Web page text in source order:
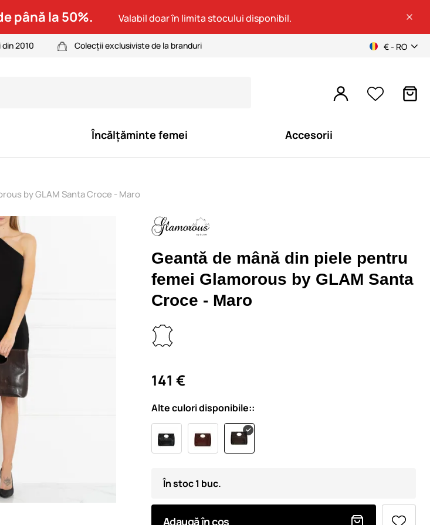
până la 50%. Valabil doar în limita stocului disponibil.
2010 Colecții exclusiviste de la branduri € - RO
Încălțăminte femei Accesorii
by GLAM Santa Croce - Maro
Geantă de mână din piele pentru
femei Glamorous by GLAM Santa
Croce - Maro
141 €
Alte culori disponibile::
În stoc 1 buc.
Adaugă în coș